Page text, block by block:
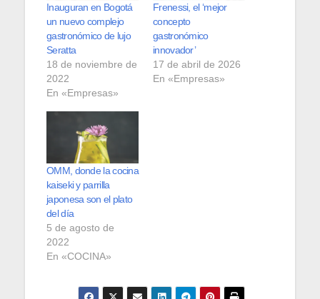
Inauguran en Bogotá
un nuevo complejo
gastronómico de lujo
Seratta
18 de noviembre de
2022
En «Empresas»
Frenessi, el ‘mejor
concepto
gastronómico
innovador’
17 de abril de 2026
En «Empresas»
OMM, donde la cocina
kaiseki y parrilla
japonesa son el plato
del día
5 de agosto de
2022
En «COCINA»